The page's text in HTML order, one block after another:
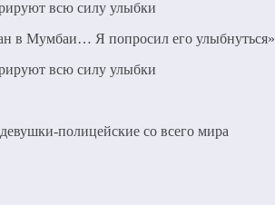
в Мумбаи… Я попросил его улыбнуться»
полицейские со всего мира